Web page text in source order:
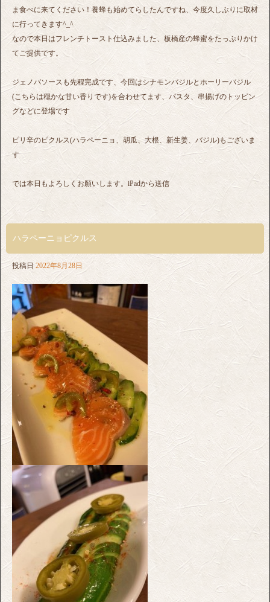
ま食べに来てください！養蜂も始めてらしたんですね、今度久しぶりに取材
に行ってきます^_^
なので本日はフレンチトースト仕込みました、板橋産の蜂蜜をたっぷりかけ
てご提供です。
ジェノバソースも先程完成です、今回はシナモンバジルとホーリーバジル
(こちらは穏かな甘い香りです)を合わせてます、パスタ、串揚げのトッピン
グなどに登場です
ピリ辛のピクルス(ハラペーニョ、胡瓜、大根、新生姜、バジル)もございま
す
では本日もよろしくお願いします。iPadから送信
ハラペーニョピクルス
投稿日 2022年8月28日